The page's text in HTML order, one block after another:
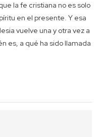
la fe cristiana no es solo
en el presente. Y esa
vuelve una y otra vez a
es, a qué ha sido llamada